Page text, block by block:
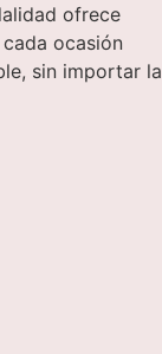
ofrece
ocasión
sin importar la